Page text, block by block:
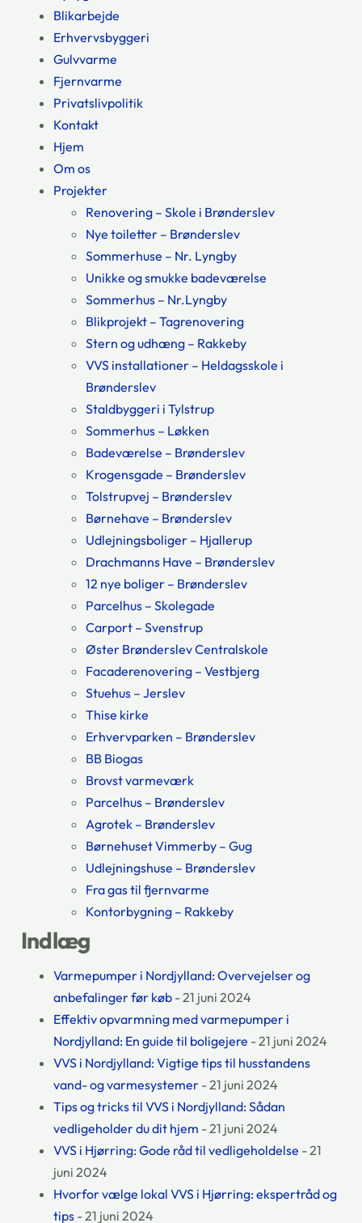
Blikarbejde
Erhvervsbyggeri
Gulvvarme
Fjernvarme
Privatslivpolitik
Kontakt
Hjem
Om os
Projekter
Renovering – Skole i Brønderslev
Nye toiletter – Brønderslev
Sommerhuse – Nr. Lyngby
Unikke og smukke badeværelse
Sommerhus – Nr.Lyngby
Blikprojekt – Tagrenovering
Stern og udhæng – Rakkeby
VVS installationer – Heldagsskole i
Brønderslev
Staldbyggeri i Tylstrup
Sommerhus – Løkken
Badeværelse – Brønderslev
Krogensgade – Brønderslev
Tolstrupvej – Brønderslev
Børnehave – Brønderslev
Udlejningsboliger – Hjallerup
Drachmanns Have – Brønderslev
12 nye boliger – Brønderslev
Parcelhus – Skolegade
Carport – Svenstrup
Øster Brønderslev Centralskole
Facaderenovering – Vestbjerg
Stuehus – Jerslev
Thise kirke
Erhvervparken – Brønderslev
BB Biogas
Brovst varmeværk
Parcelhus – Brønderslev
Agrotek – Brønderslev
Børnehuset Vimmerby – Gug
Udlejningshuse – Brønderslev
Fra gas til fjernvarme
Kontorbygning – Rakkeby
Indlæg
Varmepumper i Nordjylland: Overvejelser og
anbefalinger før køb - 21 juni 2024
Effektiv opvarmning med varmepumper i
Nordjylland: En guide til boligejere - 21 juni 2024
VVS i Nordjylland: Vigtige tips til husstandens
vand- og varmesystemer - 21 juni 2024
Tips og tricks til VVS i Nordjylland: Sådan
vedligeholder du dit hjem - 21 juni 2024
VVS i Hjørring: Gode råd til vedligeholdelse - 21
juni 2024
Hvorfor vælge lokal VVS i Hjørring: ekspertråd og
tips - 21 juni 2024